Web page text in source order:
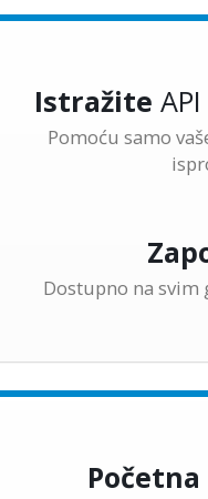
Istražite
Pomoću samo
Dostupno na
Početna